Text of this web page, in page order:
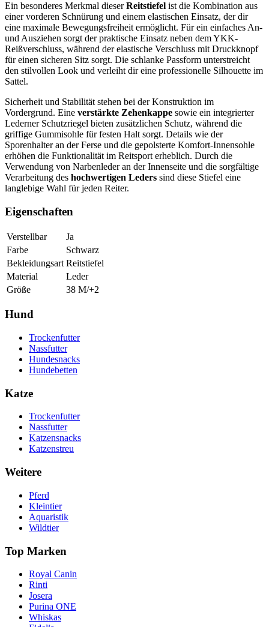
Ein besonderes Merkmal dieserReitstiefel ist die Kombination aus
einer vorderen Schnürung und einem elastischen Einsatz, der dir
eine maximale Bewegungsfreiheit ermöglicht. Für ein einfaches An-
und Ausziehen sorgt der praktische Einsatz neben dem YKK-
Reißverschluss, während der elastische Verschluss mit Druckknopf
für einen sicheren Sitz sorgt. Die schlanke Passform unterstreicht
den stilvollen Look und verleiht dir eine professionelle Silhouette im
Sattel.
Sicherheit und Stabilität stehen bei der Konstruktion im
Vordergrund. Eine verstärkte Zehenkappe sowie ein integrierter
Lederner Schutzriegel bieten zusätzlichen Schutz, während die
griffige Gummisohle für festen Halt sorgt. Details wie der
Sporenhalter an der Ferse und die gepolsterte Komfort-Innensohle
erhöhen die Funktionalität im Reitsport erheblich. Durch die
Verwendung von Narbenleder an der Innenseite und die sorgfältige
Verarbeitung des hochwertigen Leders sind diese Stiefel eine
langlebige Wahl für jeden Reiter.
Eigenschaften
Verstellbar
Ja
Farbe
Schwarz
Bekleidungsart Reitstiefel
Material
Leder
Größe
38 M/+2
Hund
Trockenfutter
Nassfutter
Hundesnacks
Hundebetten
Katze
Trockenfutter
Nassfutter
Katzensnacks
Katzenstreu
Weitere
Pferd
Kleintier
Aquaristik
Wildtier
Top Marken
Royal Canin
Rinti
Josera
Purina ONE
Whiskas